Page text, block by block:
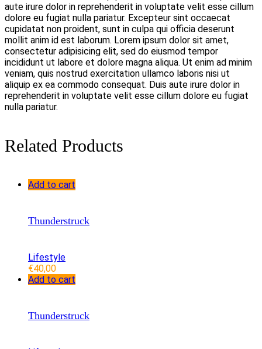
aute irure dolor in reprehenderit in voluptate velit esse cillum
dolore eu fugiat nulla pariatur. Excepteur sint occaecat
cupidatat non proident, sunt in culpa qui officia deserunt
mollit anim id est laborum. Lorem ipsum dolor sit amet,
consectetur adipisicing elit, sed do eiusmod tempor
incididunt ut labore et dolore magna aliqua. Ut enim ad minim
veniam, quis nostrud exercitation ullamco laboris nisi ut
aliquip ex ea commodo consequat. Duis aute irure dolor in
reprehenderit in voluptate velit esse cillum dolore eu fugiat
nulla pariatur.
Related Products
Add to cart
Thunderstruck
Lifestyle
€40,00
Add to cart
Thunderstruck